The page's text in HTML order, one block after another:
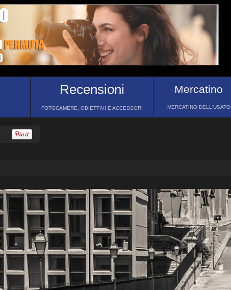
Recensioni
FOTOCAMERE, OBIETTIVI E ACCESSORI
Mercatino
MERCATINO DELL'USATO